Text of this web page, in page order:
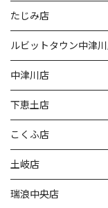
たじみ店
ルビットタウン中津
中津川店
下恵土店
こくふ店
土岐店
瑞浪中央店